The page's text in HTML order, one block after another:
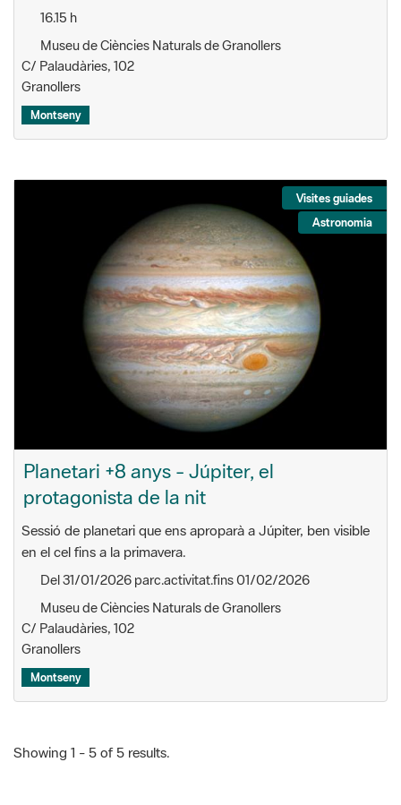
16.15 h
Museu de Ciències Naturals de Granollers
C/ Palaudàries, 102
Granollers
Montseny
Visites guiades
Astronomia
Planetari +8 anys - Júpiter, el
protagonista de la nit
Sessió de planetari que ens aproparà a Júpiter, ben visible
en el cel fins a la primavera.
Del 31/01/2026 parc.activitat.fins 01/02/2026
Museu de Ciències Naturals de Granollers
C/ Palaudàries, 102
Granollers
Montseny
Showing 1 - 5 of 5 results.